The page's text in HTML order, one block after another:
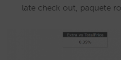
late check out, paquete